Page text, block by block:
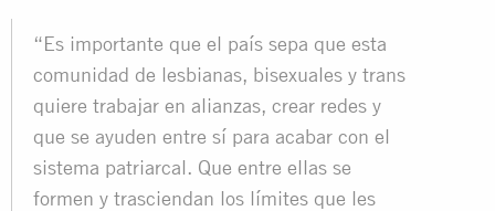
“Es importante que el país sepa que esta
comunidad de lesbianas, bisexuales y trans
quiere trabajar en alianzas, crear redes y
que se ayuden entre sí para acabar con el
sistema patriarcal. Que entre ellas se
formen y trasciendan los límites que les